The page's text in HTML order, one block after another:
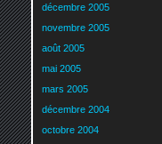
décembre 2005
novembre 2005
août 2005
mai 2005
mars 2005
décembre 2004
octobre 2004